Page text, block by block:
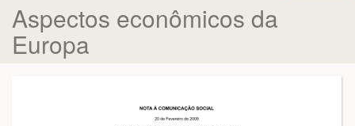
Aspectos econômicos da
Europa